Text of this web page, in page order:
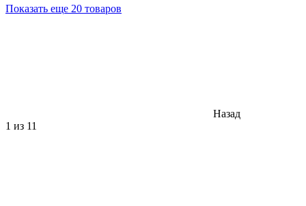
Показать еще 20 товаров
Назад
1 из 11